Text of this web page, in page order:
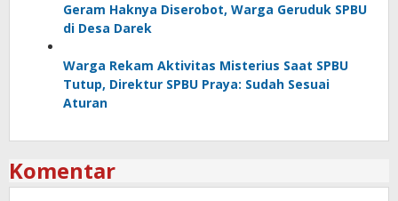
Geram Haknya Diserobot, Warga Geruduk SPBU
di Desa Darek
Warga Rekam Aktivitas Misterius Saat SPBU
Tutup, Direktur SPBU Praya: Sudah Sesuai
Aturan
Komentar